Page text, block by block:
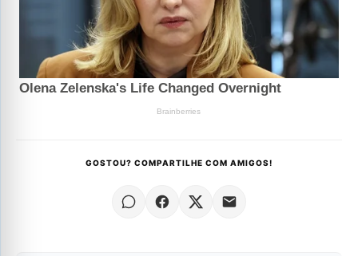
GOSTOU? COMPARTILHE COM AMIGOS!